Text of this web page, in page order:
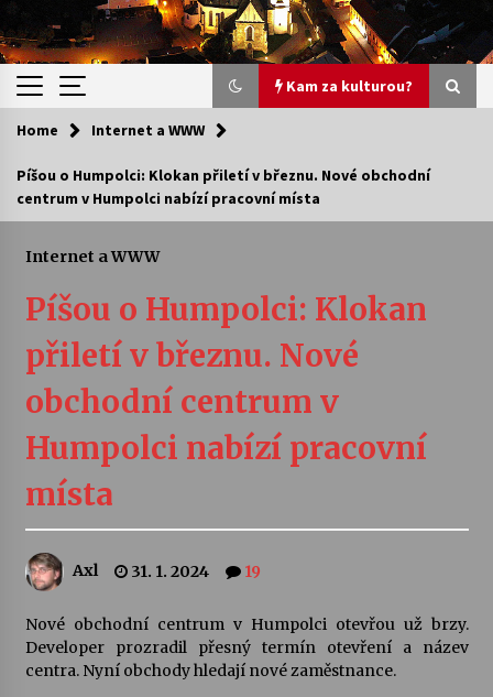
Kam za kulturou?
Kam za kulturou?
Letní koncerty ve Stromovce: Ars Camerata a
Vernisáž výstavy Josefíny Duškové: Stávám se
30. 7. 2026
Veselí muzikanti
30. 7. 2026
šedesátka: 28. 7.–1. 8. 2026
Jenakaši
28. 7. 2026
Home Internet a WWW
Píšou o Humpolci: Klokan přiletí v březnu. Nové obchodní
centrum v Humpolci nabízí pracovní místa
Internet a WWW
Píšou o Humpolci: Klokan
přiletí v březnu. Nové
obchodní centrum v
Humpolci nabízí pracovní
místa
Axl 31. 1. 2024 19
Nové obchodní centrum v Humpolci otevřou už brzy.
Developer prozradil přesný termín otevření a název
centra. Nyní obchody hledají nové zaměstnance.